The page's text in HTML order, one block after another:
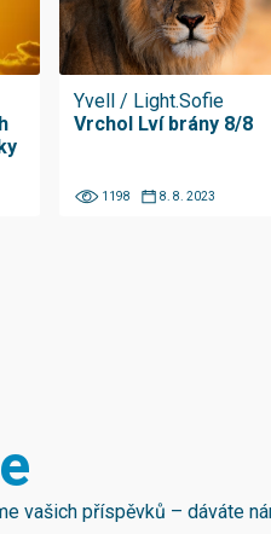
Yvell / Light.Sofie
Vrchol Lví brány 8/8
1198 8. 8. 2023
vašich příspěvků – dáváte